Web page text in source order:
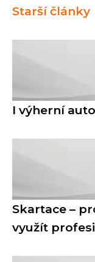
Starší články
I výherní
Skartace –
využít